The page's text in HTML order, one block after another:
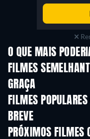
O QUE MAIS
FILMES
GRAÇA
FILMES
BREVE
PRÓXIMOS FILMES